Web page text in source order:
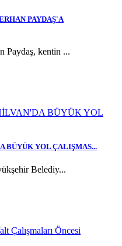
PAYDAŞ'A
Paydaş, kentin ...
BÜYÜK YOL ÇALIŞMAS...
Belediy...